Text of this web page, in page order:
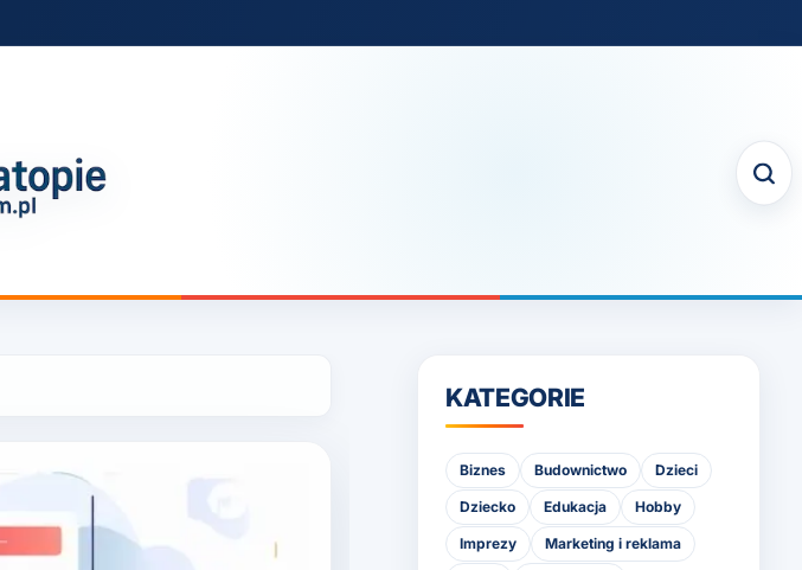
KATEGORIE
Biznes Budownictwo Dzieci
Dziecko Edukacja Hobby
Imprezy Marketing i reklama